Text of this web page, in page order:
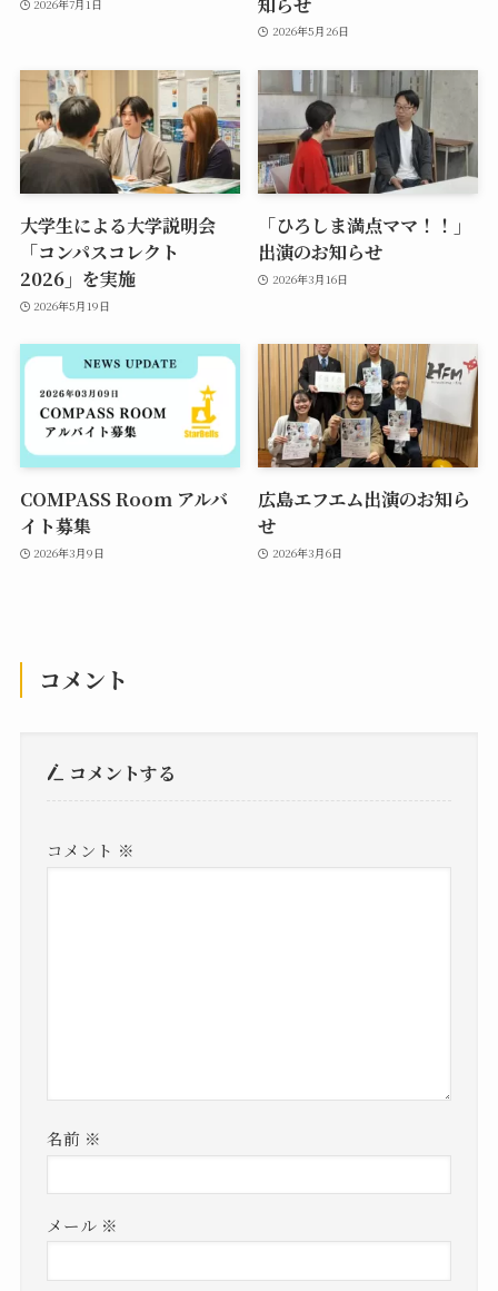
2026年7月1日
2026年5月26日
大学生による大学説明会
「コンパスコレクト
2026」を実施
2026年5月19日
「ひろしま満点ママ！！」
出演のお知らせ
2026年3月16日
COMPASS Room アルバ
イト募集
2026年3月9日
広島エフエム出演のお知ら
せ
2026年3月6日
コメント
コメントする
コメント ※
名前 ※
メール ※